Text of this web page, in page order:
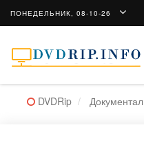
ПОНЕДЕЛЬНИК, 08-10-26
DVDRip